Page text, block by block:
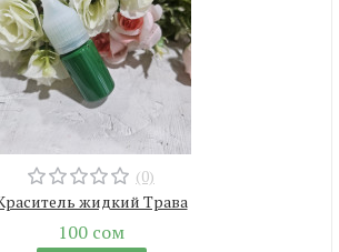
(0)
жидкий Трава
100 сом